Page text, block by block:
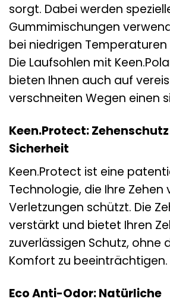
sorgt. Dabei werden
Gummimischungen
bei niedrigen Temperaturen
Die Laufsohlen mit
bieten Ihnen auch auf
verschneiten Wegen einen
Keen.Protect:
Sicherheit
Keen.Protect ist eine
Technologie, die Ihre Zehen
Verletzungen schützt. Die
verstärkt und bietet Ihren
zuverlässigen Schutz, ohne
Komfort zu beeinträchtigen.
Eco Anti-Odor: Natürliche